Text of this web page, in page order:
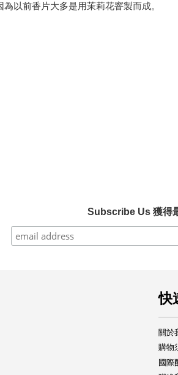
以前香片大多是用茉莉花窨製而成。
Subscribe Us 獲得
快
關於
購物
國際